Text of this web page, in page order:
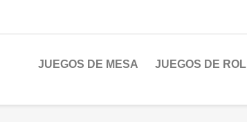
JUEGOS DE MESA JUEGOS DE ROL